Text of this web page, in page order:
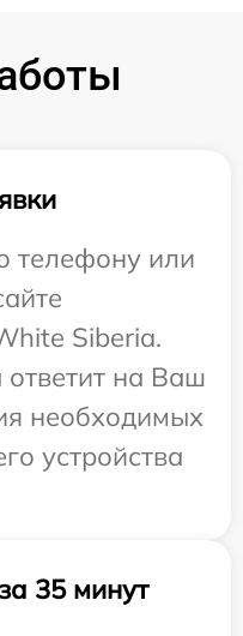
телефону или
Siberia.
ответит на Ваш
необходимых
устройства
35 минут